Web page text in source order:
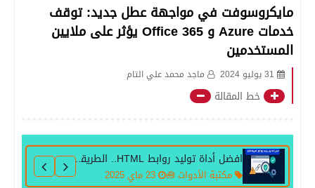
مايكروسوفت في مواجهة عطل جديد: توقف
خدمات Azure و Office 365 يؤثر على ملايين
المستخدمين
31 يوليو 2024 ماجد محمد علي التام
خط المقالة
افضل أداة توليد روابط HTML.. الطريقة الذكية لإنشاء الروابط!
مكتبة الأدوات 🧰 23 ماي 2025